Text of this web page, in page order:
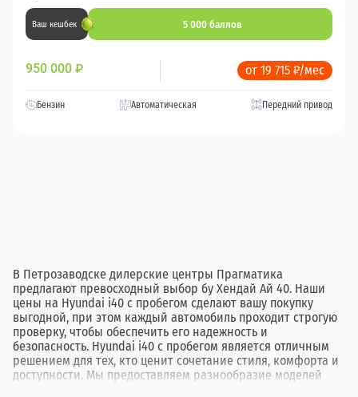
Ваш кешбек 5 000 баллов
950 000 ₽ от 19 715 ₽/мес
Бензин Автоматическая Передний привод
В Петрозаводске дилерские центры Прагматика
предлагают превосходный выбор бу Хендай Ай 40. Наши
цены на Hyundai i40 с пробегом сделают вашу покупку
выгодной, при этом каждый автомобиль проходит строгую
проверку, чтобы обеспечить его надежность и
безопасность. Hyundai i40 с пробегом является отличным
решением для тех, кто ценит сочетание стиля, комфорта и
доступности. Мы предоставляем разнообразие моделей